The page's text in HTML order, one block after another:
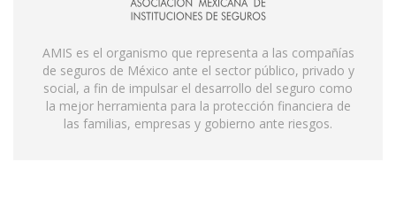
AMIS es el organismo que representa a las compañías
de seguros de México ante el sector público, privado y
social, a fin de impulsar el desarrollo del seguro como
la mejor herramienta para la protección financiera de
las familias, empresas y gobierno ante riesgos.